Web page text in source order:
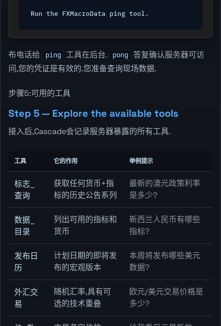
Run the FXMacroData ping tool.
布电话给 ping 工具在后台. pong
答复确认服务器可访
问,您的凭证是有效的.您准备查询现场数据.
步骤5:可用的工具
Step 5 — Explore the available tools
接入后,Cascade会记录服务器暴露的所有工具.
工具 它的作用 举例提示
标志_
查询
获取任何货币+指
标的历史公告系列
最新的澳元政策利率
是多少?
数据_
目录
列出可用的指标和
货币
新西兰人民币有哪些
指标?
发布日
历
计划日期的即将发
布的宏观版本
本周将发布哪些美元
数据?
外汇交
易
随机汇率,具有可
选的技术重叠
欧元/美元交易价格是
多少?